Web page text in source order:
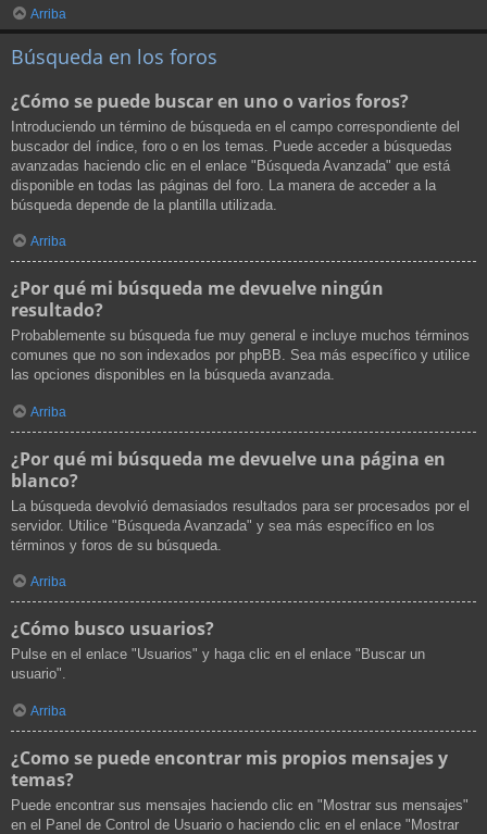
Arriba
Búsqueda en los foros
¿Cómo se puede buscar en uno o varios foros?
Introduciendo un término de búsqueda en el campo correspondiente del
buscador del índice, foro o en los temas. Puede acceder a búsquedas
avanzadas haciendo clic en el enlace "Búsqueda Avanzada" que está
disponible en todas las páginas del foro. La manera de acceder a la
búsqueda depende de la plantilla utilizada.
Arriba
¿Por qué mi búsqueda me devuelve ningún
resultado?
Probablemente su búsqueda fue muy general e incluye muchos términos
comunes que no son indexados por phpBB. Sea más específico y utilice
las opciones disponibles en la búsqueda avanzada.
Arriba
¿Por qué mi búsqueda me devuelve una página en
blanco?
La búsqueda devolvió demasiados resultados para ser procesados por el
servidor. Utilice "Búsqueda Avanzada" y sea más específico en los
términos y foros de su búsqueda.
Arriba
¿Cómo busco usuarios?
Pulse en el enlace "Usuarios" y haga clic en el enlace "Buscar un
usuario".
Arriba
¿Como se puede encontrar mis propios mensajes y
temas?
Puede encontrar sus mensajes haciendo clic en "Mostrar sus mensajes"
en el Panel de Control de Usuario o haciendo clic en el enlace "Mostrar